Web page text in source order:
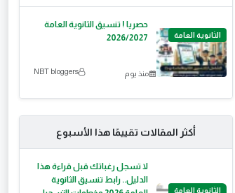
الثانوية العامة
حصريا ! تنسيق الثانوية العامة
2026/2027
منذ يوم NBT bloggers
أكثر المقالات تقييمًا هذا الأسبوع
الثانوية العامة
لا تسجل رغباتك قبل قراءة هذا
الدليل.. رابط تنسيق الثانوية